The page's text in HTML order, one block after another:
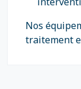
Nos
traitement